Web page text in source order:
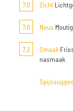
7,0
Zicht
7,0 Neus
7,2 Smaak
nasmaak